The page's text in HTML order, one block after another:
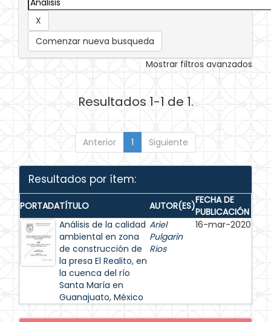
Comenzar nueva busqueda
Mostrar filtros avanzados
Resultados 1-1 de 1.
Anterior 1 Siguiente
Resultados por ítem:
PORTADATÍTULO AUTOR(ES)FECHA DE
PUBLICACIÓN
Análisis de la calidad
ambiental en zona
de construcción de
la presa El Realito, en
la cuenca del río
Santa María en
Guanajuato, México
Ariel
Pulgarin
Rios
16-mar-2020